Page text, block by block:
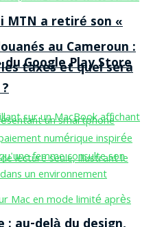
a retiré son «
Google Play Store
au Cameroun :
taxes et quel sera